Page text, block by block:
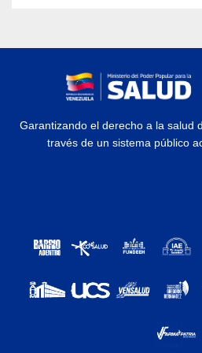
Garantizando el derecho a la salud
través de un sistema público